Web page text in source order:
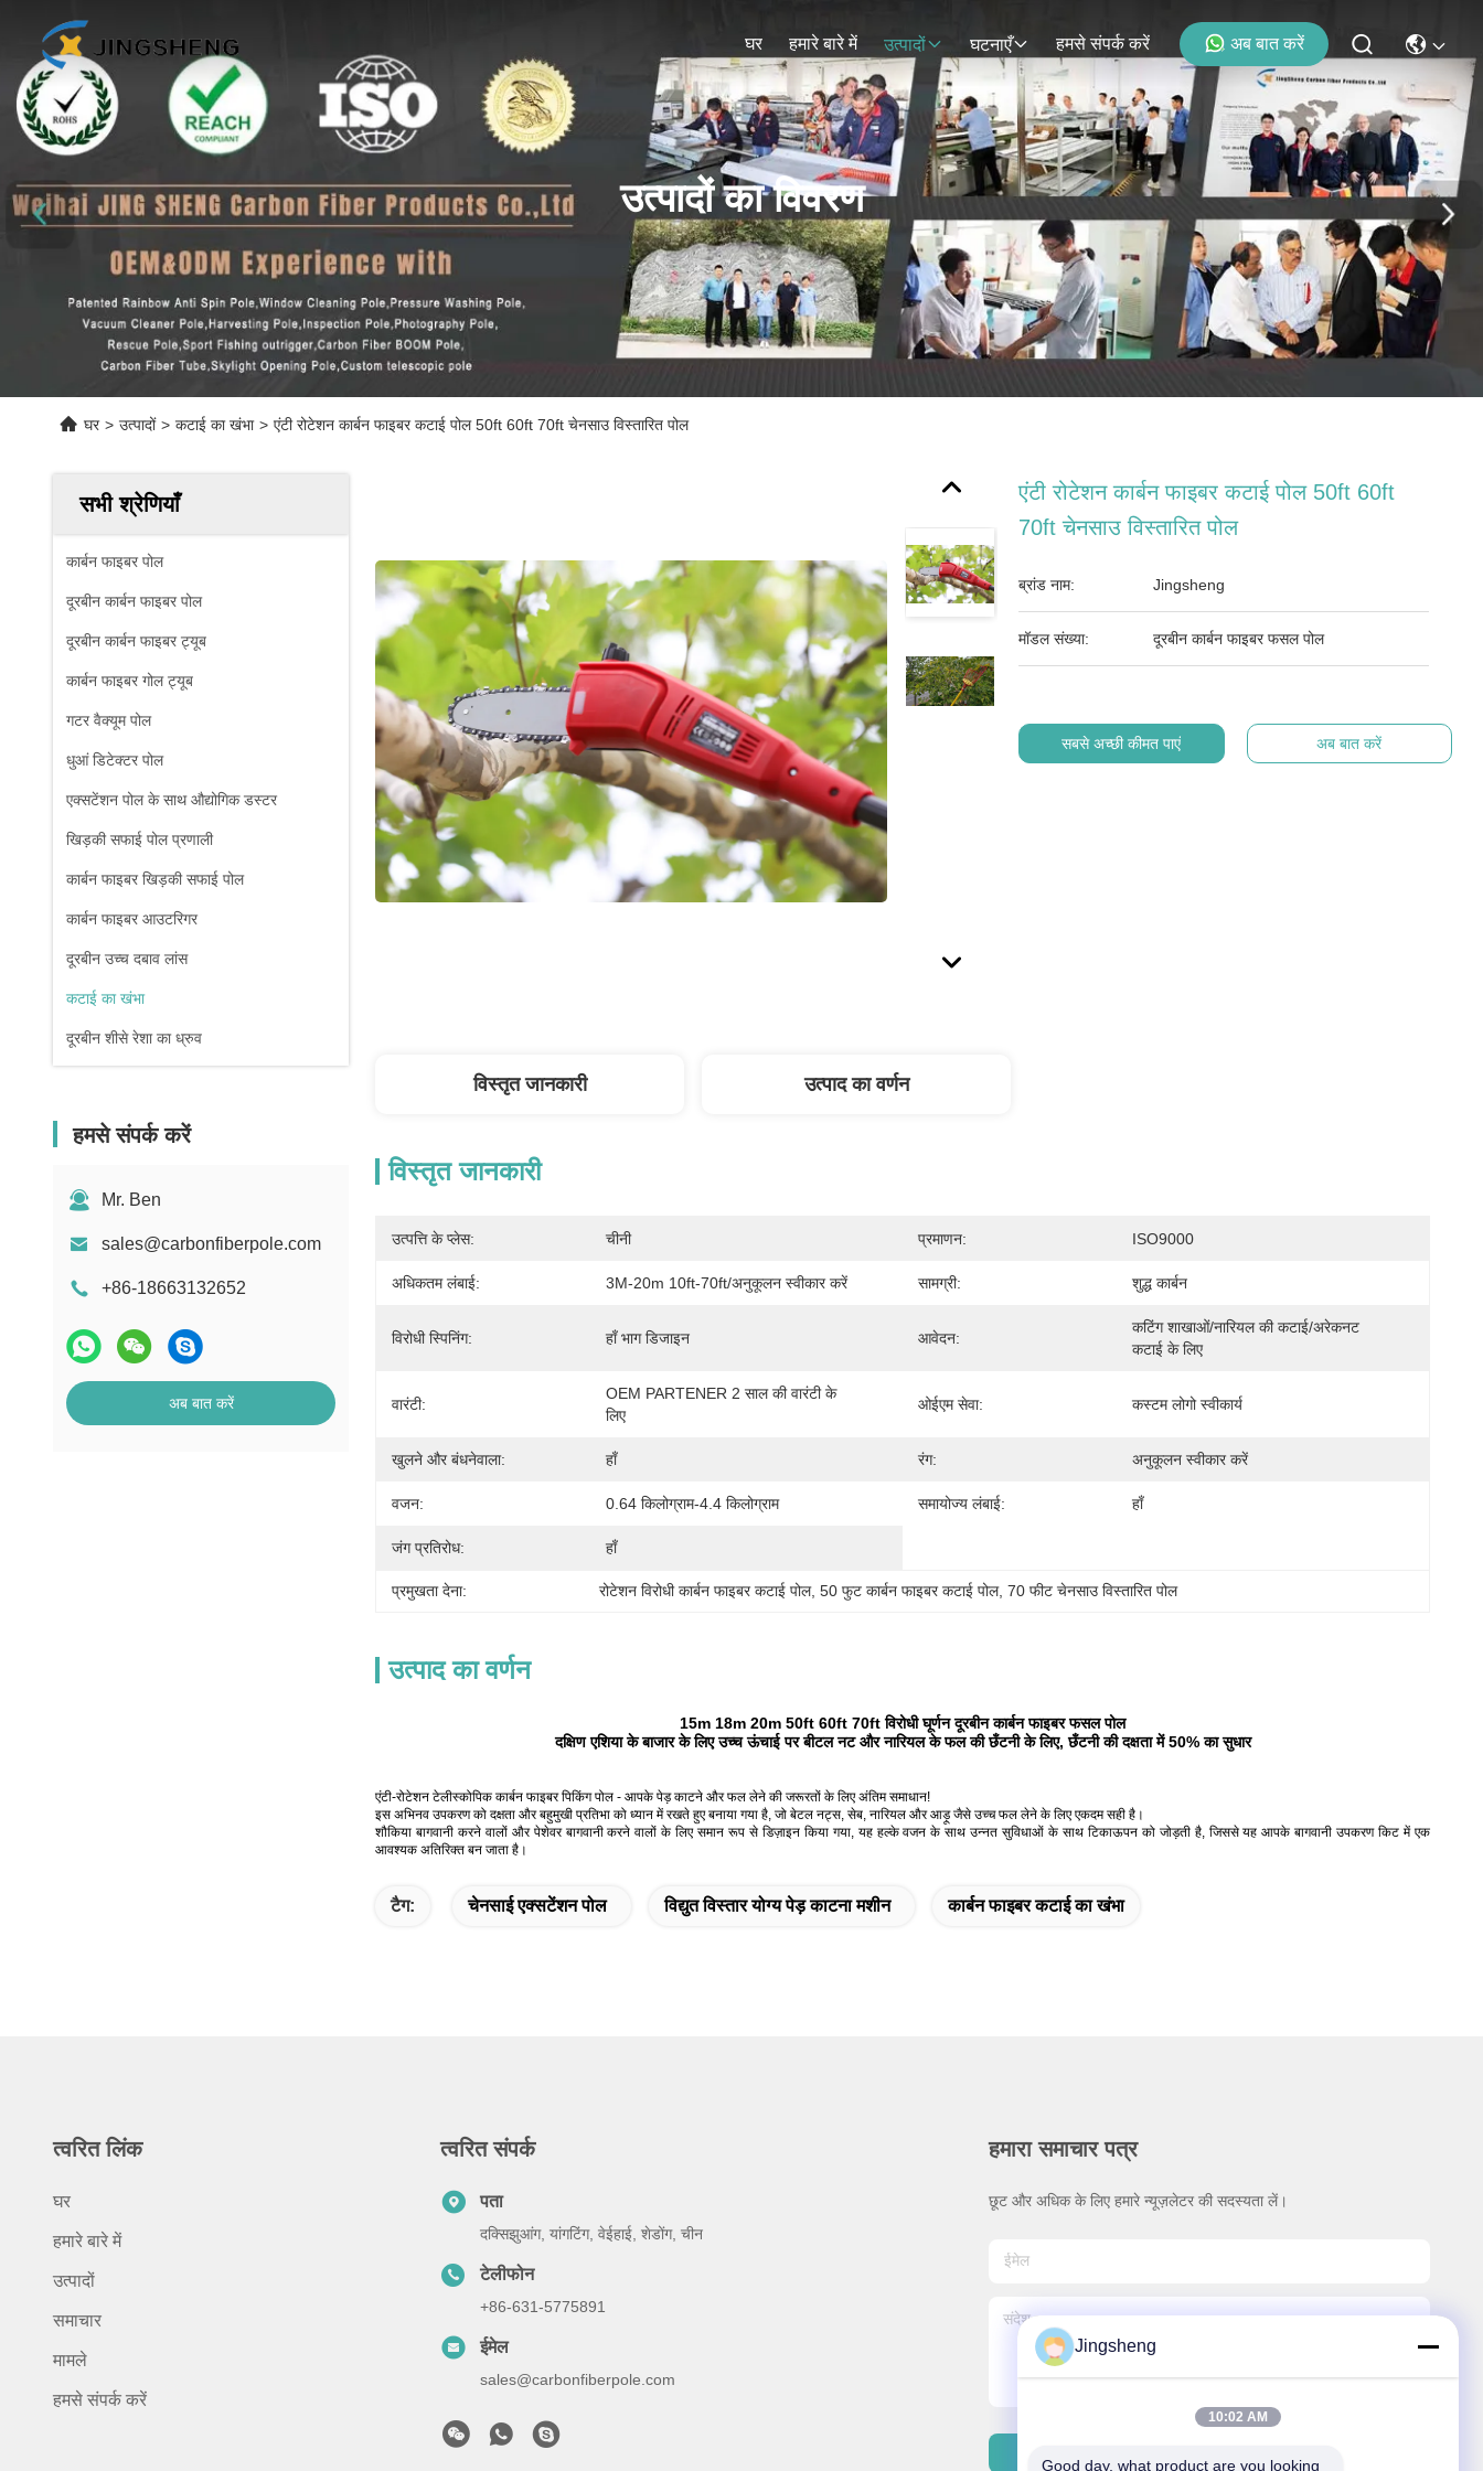
घर हमारे बारे में उत्पादों घटनाएँ हमसे संपर्क करें अब बात करें
उत्पादों का विवरण
घर > उत्पादों > कटाई का खंभा > एंटी रोटेशन कार्बन फाइबर कटाई पोल 50ft 60ft 70ft चेनसाउ विस्तारित पोल
सभी श्रेणियाँ
कार्बन फाइबर पोल
दूरबीन कार्बन फाइबर पोल
दूरबीन कार्बन फाइबर ट्यूब
कार्बन फाइबर गोल ट्यूब
गटर वैक्यूम पोल
धुआं डिटेक्टर पोल
एक्सटेंशन पोल के साथ औद्योगिक डस्टर
खिड़की सफाई पोल प्रणाली
कार्बन फाइबर खिड़की सफाई पोल
कार्बन फाइबर आउटरिगर
दूरबीन उच्च दबाव लांस
कटाई का खंभा
दूरबीन शीसे रेशा का ध्रुव
हमसे संपर्क करें
Mr. Ben
sales@carbonfiberpole.com
+86-18663132652
अब बात करें
एंटी रोटेशन कार्बन फाइबर कटाई पोल 50ft 60ft
70ft चेनसाउ विस्तारित पोल
ब्रांड नाम: Jingsheng
मॉडल संख्या: दूरबीन कार्बन फाइबर फसल पोल
सबसे अच्छी कीमत पाएं अब बात करें
विस्तृत जानकारी उत्पाद का वर्णन
विस्तृत जानकारी
उत्पत्ति के प्लेस: चीनी प्रमाणन: ISO9000
अधिकतम लंबाई: 3M-20m 10ft-70ft/अनुकूलन स्वीकार करें सामग्री: शुद्ध कार्बन
विरोधी स्पिनिंग: हाँ भाग डिजाइन आवेदन:
कटिंग शाखाओं/नारियल की कटाई/अरेकनट
कटाई के लिए
वारंटी:
OEM PARTENER 2 साल की वारंटी के
लिए
ओईएम सेवा: कस्टम लोगो स्वीकार्य
खुलने और बंधनेवाला: हाँ रंग: अनुकूलन स्वीकार करें
वजन: 0.64 किलोग्राम-4.4 किलोग्राम समायोज्य लंबाई: हाँ
जंग प्रतिरोध: हाँ
प्रमुखता देना: रोटेशन विरोधी कार्बन फाइबर कटाई पोल, 50 फुट कार्बन फाइबर कटाई पोल, 70 फीट चेनसाउ विस्तारित पोल
उत्पाद का वर्णन
15m 18m 20m 50ft 60ft 70ft विरोधी घूर्णन दूरबीन कार्बन फाइबर फसल पोल
दक्षिण एशिया के बाजार के लिए उच्च ऊंचाई पर बीटल नट और नारियल के फल की छँटनी के लिए, छँटनी की दक्षता में 50% का सुधार
एंटी-रोटेशन टेलीस्कोपिक कार्बन फाइबर पिकिंग पोल - आपके पेड़ काटने और फल लेने की जरूरतों के लिए अंतिम समाधान!
इस अभिनव उपकरण को दक्षता और बहुमुखी प्रतिभा को ध्यान में रखते हुए बनाया गया है, जो बेटल नट्स, सेब, नारियल और आड़ू जैसे उच्च फल लेने के लिए एकदम सही है।
शौकिया बागवानी करने वालों और पेशेवर बागवानी करने वालों के लिए समान रूप से डिज़ाइन किया गया, यह हल्के वजन के साथ उन्नत सुविधाओं के साथ टिकाऊपन को जोड़ती है, जिससे यह आपके बागवानी उपकरण किट में एक
आवश्यक अतिरिक्त बन जाता है।
टैग: चेनसाई एक्सटेंशन पोल विद्युत विस्तार योग्य पेड़ काटना मशीन कार्बन फाइबर कटाई का खंभा
त्वरित लिंक
घर
हमारे बारे में
उत्पादों
समाचार
मामले
हमसे संपर्क करें
त्वरित संपर्क
पता
दक्सिझुआंग, यांगटिंग, वेईहाई, शेडोंग, चीन
टेलीफोन
+86-631-5775891
ईमेल
sales@carbonfiberpole.com
हमारा समाचार पत्र
छूट और अधिक के लिए हमारे न्यूज़लेटर की सदस्यता लें।
Jingsheng
10:02 AM
Good day, what product are you looking